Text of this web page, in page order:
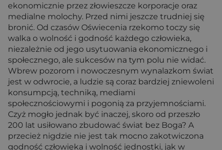
ekonomicznie przez złowieszcze korporacje oraz
medialne molochy. Przed nimi jeszcze trudniej się
bronić. Od czasów Oświecenia rzekomo toczy się
walka o wolność i godność każdego człowieka,
niezależnie od jego usytuowania ekonomicznego i
społecznego, ale sukcesów na tym polu nie widać.
Wbrew pozorom i nowoczesnym wynalazkom świat
jest w odwrocie, a ludzie są coraz bardziej zniewoleni
konsumpcją, techniką, mediami
społecznościowymi i pogonią za przyjemnościami.
Czyż mogło jednak być inaczej, skoro od przeszło
200 lat usiłowano zbudować świat bez Boga? A
przecież nigdzie nie jest tak mocno zakotwiczona
godność człowieka i wolność jednostki, jak w